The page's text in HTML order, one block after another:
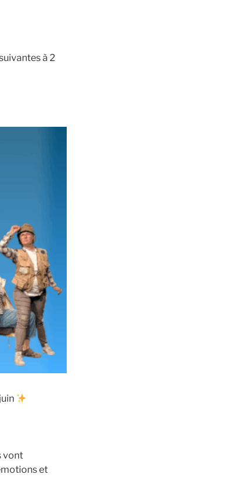
à 2
vont
et